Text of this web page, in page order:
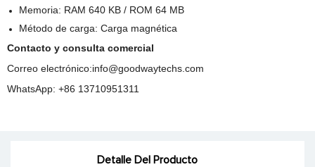
Memoria: RAM 640 KB / ROM 64 MB
Método de carga: Carga magnética
Contacto y consulta comercial
Correo electrónico:info@goodwaytechs.com
WhatsApp: +86 13710951311
Detalle Del Producto